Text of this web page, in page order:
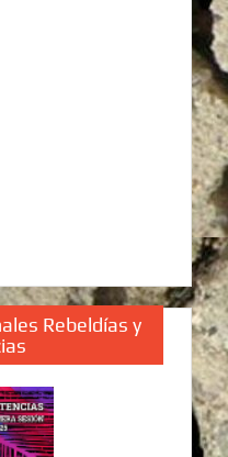
Rebeldías y